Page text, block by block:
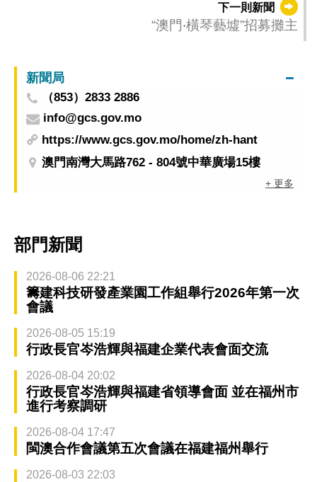
下一則新聞
“澳門‧橫琴藝墟”招募攤主
新聞局
（853）2833 2886
info@gcs.gov.mo
https://www.gcs.gov.mo/home/zh-hant
澳門南灣大馬路762 - 804號中華廣場15樓
+ 更多
部門新聞
2026-08-06 22:21
籌建科技研發產業園工作組舉行2026年第一次
會議
2026-08-05 15:19
行政長官岑浩輝與福建企業代表會面交流
2026-08-04 20:02
行政長官岑浩輝與福建省領導會面 並在福州市
進行考察調研
2026-08-04 17:47
閩澳合作會議第五次會議在福建福州舉行
2026-08-03 22:03